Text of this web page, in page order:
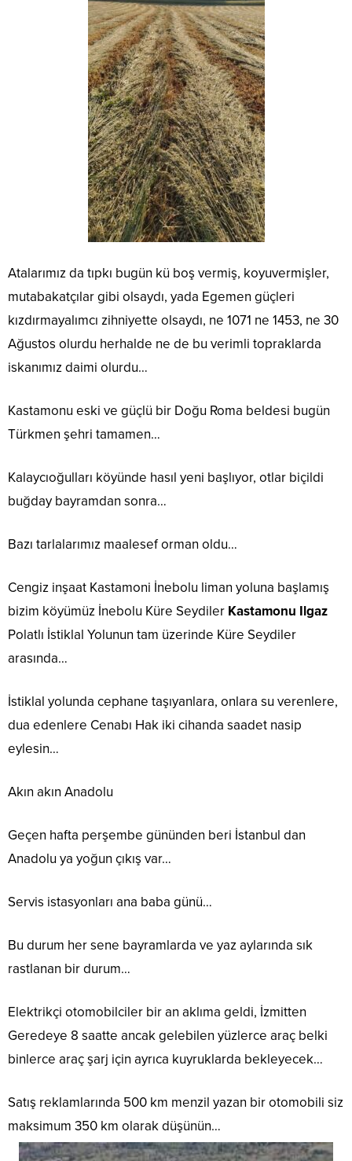
Atalarımız da tıpkı bugün kü boş vermiş, koyuvermişler,
mutabakatçılar gibi olsaydı, yada Egemen güçleri
kızdırmayalımcı zihniyette olsaydı, ne 1071 ne 1453, ne 30
Ağustos olurdu herhalde ne de bu verimli topraklarda
iskanımız daimi olurdu…
Kastamonu eski ve güçlü bir Doğu Roma beldesi bugün
Türkmen şehri tamamen…
Kalaycıoğulları köyünde hasıl yeni başlıyor, otlar biçildi
buğday bayramdan sonra…
Bazı tarlalarımız maalesef orman oldu…
Cengiz inşaat Kastamoni İnebolu liman yoluna başlamış
bizim köyümüz İnebolu Küre Seydiler Kastamonu Ilgaz
Polatlı İstiklal Yolunun tam üzerinde Küre Seydiler
arasında…
İstiklal yolunda cephane taşıyanlara, onlara su verenlere,
dua edenlere Cenabı Hak iki cihanda saadet nasip
eylesin…
Akın akın Anadolu
Geçen hafta perşembe gününden beri İstanbul dan
Anadolu ya yoğun çıkış var…
Servis istasyonları ana baba günü…
Bu durum her sene bayramlarda ve yaz aylarında sık
rastlanan bir durum…
Elektrikçi otomobilciler bir an aklıma geldi, İzmitten
Geredeye 8 saatte ancak gelebilen yüzlerce araç belki
binlerce araç şarj için ayrıca kuyruklarda bekleyecek…
Satış reklamlarında 500 km menzil yazan bir otomobili siz
maksimum 350 km olarak düşünün…